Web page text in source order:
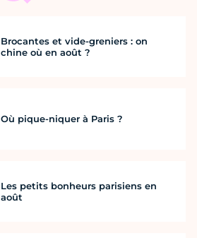
Brocantes et vide-greniers : on
chine où en août ?
Où pique-niquer à Paris ?
Les petits bonheurs parisiens en
août